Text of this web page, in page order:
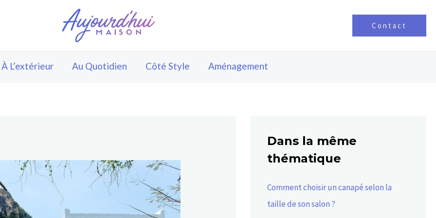
Contact
À L’extérieur Au Quotidien Côté Style Aménagement
Dans la même
thématique
Comment choisir un canapé selon la
taille de son salon ?